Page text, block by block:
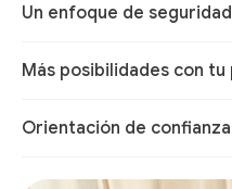
Un enfoque de
Más posibilidades con tu
Orientación de confianza